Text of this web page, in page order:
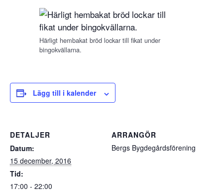
Härligt hembakat bröd lockar till fikat under
bingokvällarna.
Lägg till i kalender
DETALJER
Datum:
15 december, 2016
Tid:
17:00 - 22:00
ARRANGÖR
Bergs Bygdegårdsförening